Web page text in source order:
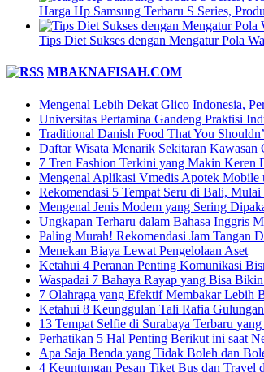
Harga Hp Samsung Terbaru S Series,
Tips Diet Sukses dengan Mengatur Pola
MBAKNAFISAH.COM
Mengenal Lebih Dekat Glico Indonesia,
Universitas Pertamina Gandeng Praktisi
Traditional Danish Food That You
Daftar Wisata Menarik Sekitaran
7 Tren Fashion Terkini yang Makin Keren
Mengenal Aplikasi Vmedis Apotek Mobile
Rekomendasi 5 Tempat Seru di Bali,
Mengenal Jenis Modem yang Sering
Ungkapan Terharu dalam Bahasa Inggris
Paling Murah! Rekomendasi Jam Tangan
Menekan Biaya Lewat Pengelolaan Aset
Ketahui 4 Peranan Penting Komunikasi
Waspadai 7 Bahaya Rayap yang Bisa
7 Olahraga yang Efektif Membakar Lebih
Ketahui 8 Keunggulan Tali Rafia
13 Tempat Selfie di Surabaya Terbaru
Perhatikan 5 Hal Penting Berikut ini saat
Apa Saja Benda yang Tidak Boleh dan
4 Keuntungan Pesan Tiket Bus dan Travel